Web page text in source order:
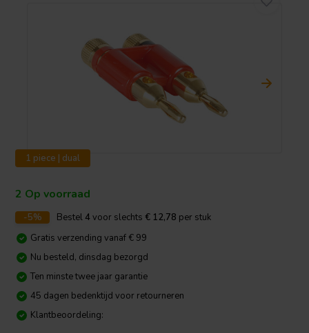
1 piece | dual
2 Op voorraad
-5% Bestel4 voor slechts € 12,78 per stuk
Gratis verzending vanaf € 99
Nu besteld, dinsdag bezorgd
Ten minste twee jaar garantie
45 dagen bedenktijd voor retourneren
Klantbeoordeling: